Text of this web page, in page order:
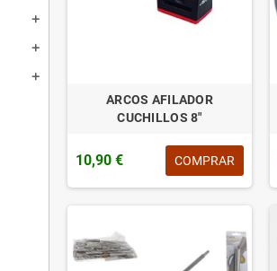
add
add
add
ARCOS AFILADOR
CUCHILLOS 8"
10,90 € COMPRAR